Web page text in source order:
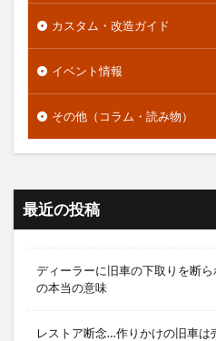
カスタム・改造ガイド
イベント情報
その他（コラム・読み物）
最近の投稿
ディーラーに旧車の下取りを断ら
の本当の意味
レストア断念…作りかけの旧車は